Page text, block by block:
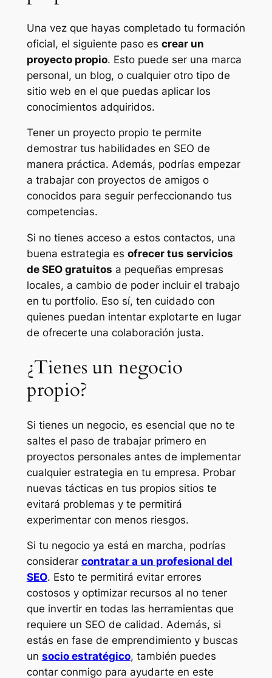
Una vez que hayas completado tu formación
oficial, el siguiente paso es crear un
proyecto propio. Esto puede ser una marca
personal, un blog, o cualquier otro tipo de
sitio web en el que puedas aplicar los
conocimientos adquiridos.
Tener un proyecto propio te permite
demostrar tus habilidades en SEO de
manera práctica. Además, podrías empezar
a trabajar con proyectos de amigos o
conocidos para seguir perfeccionando tus
competencias.
Si no tienes acceso a estos contactos, una
buena estrategia es ofrecer tus servicios
de SEO gratuitos a pequeñas empresas
locales, a cambio de poder incluir el trabajo
en tu portfolio. Eso sí, ten cuidado con
quienes puedan intentar explotarte en lugar
de ofrecerte una colaboración justa.
¿Tienes un negocio
propio?
Si tienes un negocio, es esencial que no te
saltes el paso de trabajar primero en
proyectos personales antes de implementar
cualquier estrategia en tu empresa. Probar
nuevas tácticas en tus propios sitios te
evitará problemas y te permitirá
experimentar con menos riesgos.
Si tu negocio ya está en marcha, podrías
considerar contratar a un profesional del
SEO. Esto te permitirá evitar errores
costosos y optimizar recursos al no tener
que invertir en todas las herramientas que
requiere un SEO de calidad. Además, si
estás en fase de emprendimiento y buscas
un socio estratégico, también puedes
contar conmigo para ayudarte en este